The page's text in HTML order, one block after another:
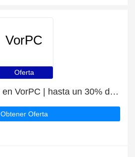
VorPC
Oferta
Los más vendidos en VorPC | hasta un 30% de descuento
Obtener Oferta